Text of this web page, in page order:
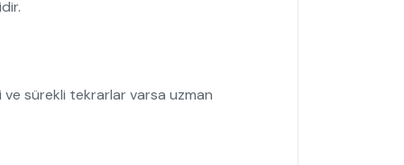
ve sürekli tekrarlar varsa uzman